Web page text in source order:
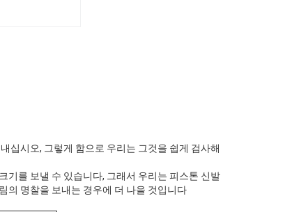
십시오, 그렇게 함으로 우리는 그것을 쉽게 검사해
기를 보낼 수 있습니다, 그래서 우리는 피스톤 신발
의 명찰을 보내는 경우에 더 나을 것입니다